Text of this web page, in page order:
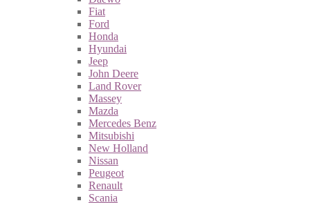
Fiat
Ford
Honda
Hyundai
Jeep
John Deere
Land Rover
Massey
Mazda
Mercedes Benz
Mitsubishi
New Holland
Nissan
Peugeot
Renault
Scania